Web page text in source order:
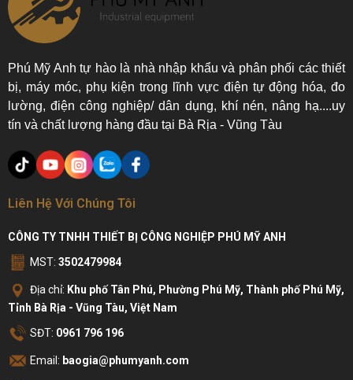
Phú Mỹ Anh tự hào là nhà nhập khẩu và phân phối các thiết
bị, máy móc, phụ kiện trong lĩnh vực điện tự động hóa, đo
lường, điện công nghiệp/ dân dụng, khí nén, nâng hạ....uy
tín và chất lượng hàng đầu tại Bà Rịa - Vũng Tàu
Liên Hệ Với Chúng Tôi
CÔNG TY TNHH THIẾT BỊ CÔNG NGHIỆP PHÚ MỸ ANH
MST: 3502479984
Địa chỉ: Khu phố Tân Phú, Phường Phú Mỹ, Thành phố Phú Mỹ,
Tỉnh Bà Rịa - Vũng Tàu, Việt Nam
SĐT: 0961 796 196
Email: baogia@phumyanh.com